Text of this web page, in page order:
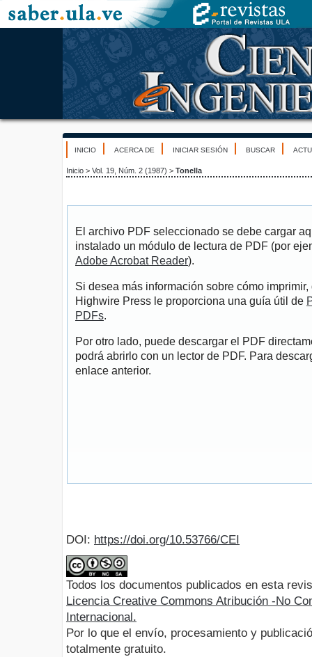
INICIO ACERCA DE INICIAR SESIÓN BUSCAR
Inicio > Vol. 19, Núm. 2 (1987) > Tonella
El archivo PDF seleccionado se debe cargar
instalado un módulo de lectura de PDF (por
Adobe Acrobat Reader).
Si desea más información sobre cómo
Highwire Press le proporciona una guía útil de
PDFs.
Por otro lado, puede descargar el PDF
podrá abrirlo con un lector de PDF. Para
enlace anterior.
DOI: https://doi.org/10.53766/CEI
Todos los documentos publicados en esta
Licencia Creative Commons Atribución -No
Internacional.
Por lo que el envío, procesamiento y
totalmente gratuito.